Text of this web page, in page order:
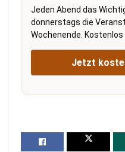
Jeden Abend das
donnerstags die
Wochenende.
Jetzt